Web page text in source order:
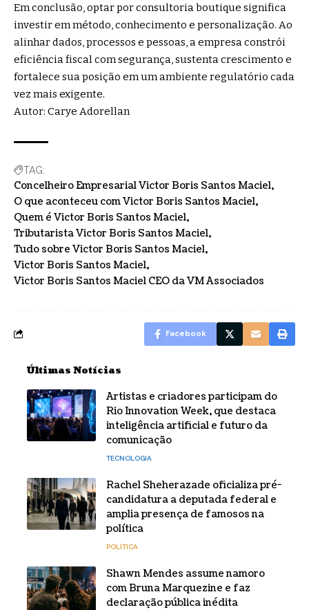
Em conclusão, optar por consultoria boutique significa
investir em método, conhecimento e personalização. Ao
alinhar dados, processos e pessoas, a empresa constrói
eficiência fiscal com segurança, sustenta crescimento e
fortalece sua posição em um ambiente regulatório cada
vez mais exigente.
Autor: Carye Adorellan
TAG:
Concelheiro Empresarial Victor Boris Santos Maciel
O que aconteceu com Victor Boris Santos Maciel
Quem é Victor Boris Santos Maciel
Tributarista Victor Boris Santos Maciel
Tudo sobre Victor Boris Santos Maciel
Victor Boris Santos Maciel
Victor Boris Santos Maciel CEO da VM Associados
Facebook
Últimas Notícias
Artistas e criadores participam do
Rio Innovation Week, que destaca
inteligência artificial e futuro da
comunicação
TECNOLOGIA
Rachel Sheherazade oficializa pré-
candidatura a deputada federal e
amplia presença de famosos na
política
POLÍTICA
Shawn Mendes assume namoro
com Bruna Marquezine e faz
declaração pública inédita